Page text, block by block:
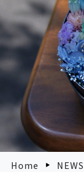
Home NEWS